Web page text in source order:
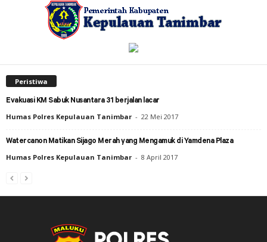
Peristiwa
Evakuasi KM Sabuk Nusantara 31 berjalan lacar
Humas Polres Kepulauan Tanimbar - 22 Mei 2017
Watercanon Matikan Sijago Merah yang Mengamuk di Yamdena Plaza
Humas Polres Kepulauan Tanimbar - 8 April 2017